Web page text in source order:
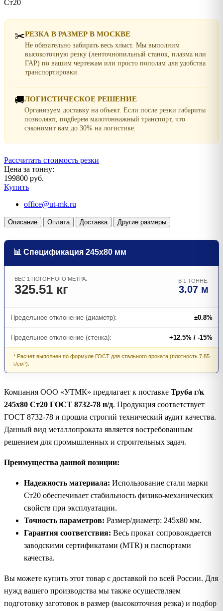
Ст20
✂️РЕЗКА В РАЗМЕР В МОСКВЕ
Не обязательно забирать весь хлыст. Мы выполним
высокоточную резку (ленточнопильный станок, плазма или
ГАР) по вашим чертежам или просто пополам для удобства
транспортировки.
🚚ЛОГИСТИЧЕСКОЕ РЕШЕНИЕ
Организуем доставку на объект. Если после резки габариты
позволяют, подберем малотоннажный транспорт, что
сэкономит вам до 30% на логистике.
Рассчитать стоимость резки
Цена за тонну:
199800 руб.
Купить
office@ut-mk.ru
Описание Оплата Доставка Другие размеры
📊 Спецификация 245х80 мм
ВЕС 1 ПОГОННОГО МЕТРА:
325.51 кг
В 1 ТОННЕ:
3.07 м
Предельное отклонение (диаметр): ±0.8%
Предельное отклонение (стенка): +12.5% / -15%
* Расчет выполнен по формуле ГОСТ для стального проката (плотность 7.85
г/см³).
Компания ООО «УТМК» предлагает к поставке Труба г/к
245х80 Ст20 ГОСТ 8732-78 н/д. Продукция соответствует
ГОСТ 8732-78 и прошла строгий технический аудит качества.
Данный вид металлопроката является востребованным
решением для промышленных и строительных задач.
Преимущества данной позиции:
Надежность материала: Использование стали марки
Ст20 обеспечивает стабильность физико-механических
свойств при эксплуатации.
Точность параметров: Размер/диаметр: 245х80 мм.
Гарантия соответствия: Весь прокат сопровождается
заводскими сертификатами (MTR) и паспортами
качества.
Вы можете купить этот товар с доставкой по всей России. Для
нужд вашего производства мы также осуществляем
подготовку заготовок в размер (высокоточная резка) и подбор